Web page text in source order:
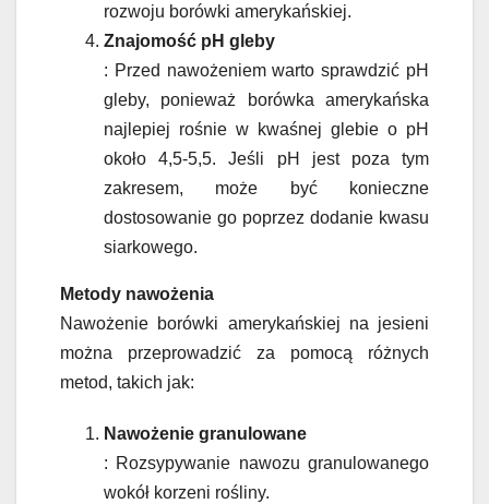
rozwoju borówki amerykańskiej.
Znajomość pH gleby
: Przed nawożeniem warto sprawdzić pH
gleby, ponieważ borówka amerykańska
najlepiej rośnie w kwaśnej glebie o pH
około 4,5-5,5. Jeśli pH jest poza tym
zakresem, może być konieczne
dostosowanie go poprzez dodanie kwasu
siarkowego.
Metody nawożenia
Nawożenie borówki amerykańskiej na jesieni
można przeprowadzić za pomocą różnych
metod, takich jak:
Nawożenie granulowane
: Rozsypywanie nawozu granulowanego
wokół korzeni rośliny.